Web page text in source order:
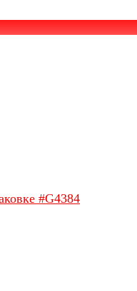
#G4384